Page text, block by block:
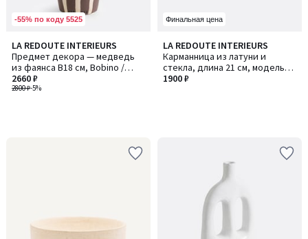
-55% по коду 5525
LA REDOUTE INTERIEURS
Предмет декора — медведь
из фаянса В18 см, Bobino /
Бобино
2800 ₽-5%
2660 ₽
Финальная цена
LA REDOUTE INTERIEURS
Карманница из латуни и
стекла, длина 21 см, модель
Uyova / Уйова
1900 ₽